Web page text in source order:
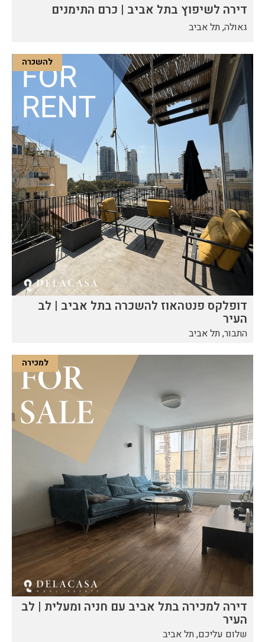
דירה לשיפוץ בתל אביב | כרם התימנים
גאולה, תל אביב
להשכרה
דופלקס פנטהאוז להשכרה בתל אביב | לב
העיר
התבור, תל אביב
למכירה
דירה למכירה בתל אביב עם חניה ומעלית | לב
העיר
שלום עליכם, תל אביב